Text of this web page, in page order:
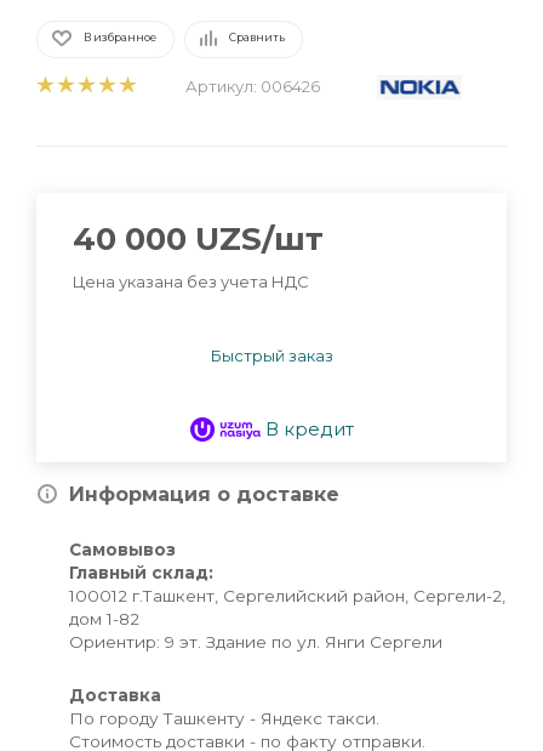
В избранное Сравнить
Артикул: 006426
40 000 UZS/шт
Цена указана без учета НДС
Быстрый заказ
В кредит
Информация о доставке
Самовывоз
Главный склад:
100012 г.Ташкент, Сергелийский район, Сергели-2,
дом 1-82
Ориентир: 9 эт. Здание по ул. Янги Сергели
Доставка
По городу Ташкенту - Яндекс такси.
Стоимость доставки - по факту отправки.